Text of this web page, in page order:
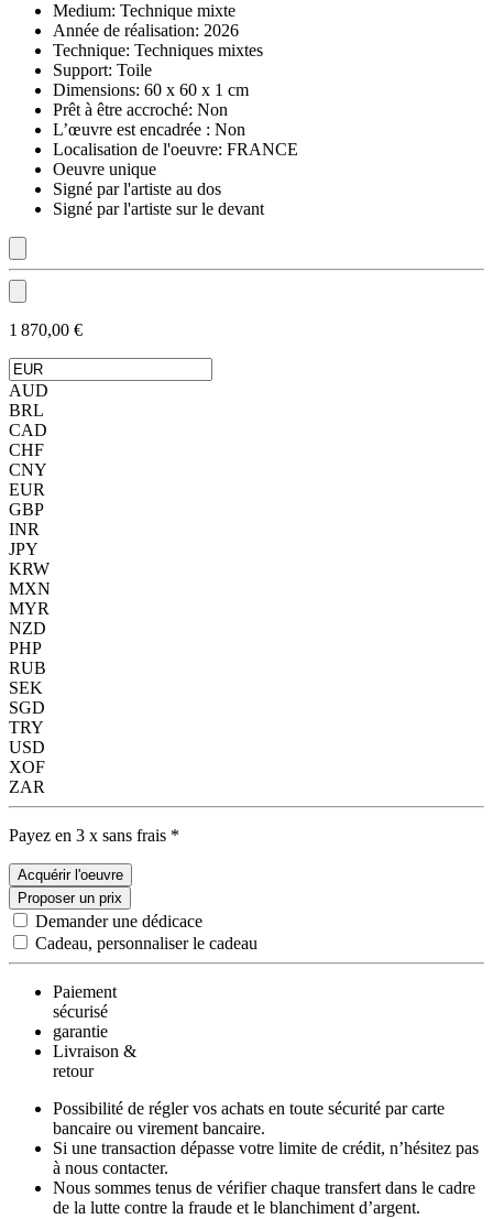
Medium: Technique mixte
Année de réalisation: 2026
Technique: Techniques mixtes
Support: Toile
Dimensions: 60 x 60 x 1 cm
Prêt à être accroché: Non
L’œuvre est encadrée : Non
Localisation de l'oeuvre: FRANCE
Oeuvre unique
Signé par l'artiste au dos
Signé par l'artiste sur le devant
1 870,00 €
AUD
BRL
CAD
CHF
CNY
EUR
GBP
INR
JPY
KRW
MXN
MYR
NZD
PHP
RUB
SEK
SGD
TRY
USD
XOF
ZAR
Payez en 3 x sans frais *
Acquérir l'oeuvre
Proposer un prix
Demander une dédicace
Cadeau, personnaliser le cadeau
Paiement
sécurisé
garantie
Livraison &
retour
Possibilité de régler vos achats en toute sécurité par carte
bancaire ou virement bancaire.
Si une transaction dépasse votre limite de crédit, n’hésitez pas
à nous contacter.
Nous sommes tenus de vérifier chaque transfert dans le cadre
de la lutte contre la fraude et le blanchiment d’argent.